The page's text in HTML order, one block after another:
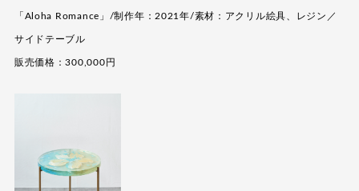
「Aloha Romance」/制作年：2021年/素材：アクリル絵具、レジン／
サイドテーブル
販売価格：300,000円